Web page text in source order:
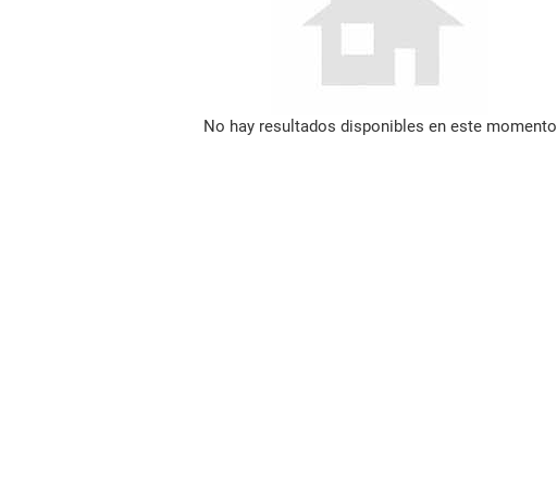
No hay resultados disponibles en este momento